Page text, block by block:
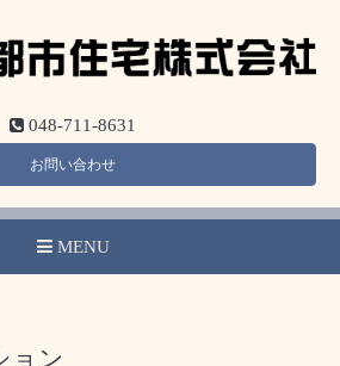
048-711-8631
お問い合わせ
MENU
ョン